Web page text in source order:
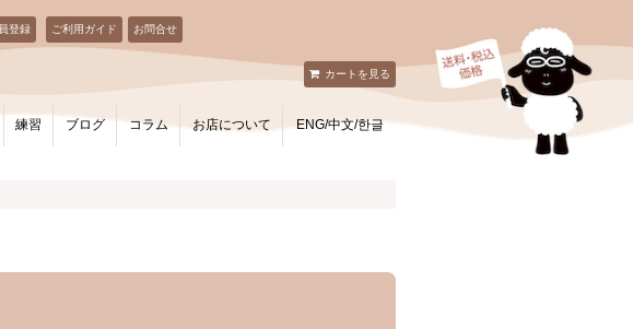
カートを見る
登録 ご利用ガイド お問合せ
練習 ブログ コラム お店について ENG/中文/한글